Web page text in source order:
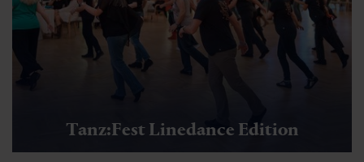
Tanz:Fest Linedance Edition